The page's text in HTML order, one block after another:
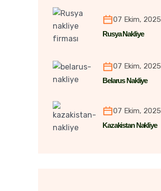
07 Ekim, 2025
Rusya Nakliye
07 Ekim, 2025
Belarus Nakliye
07 Ekim, 2025
Kazakistan Nakliye